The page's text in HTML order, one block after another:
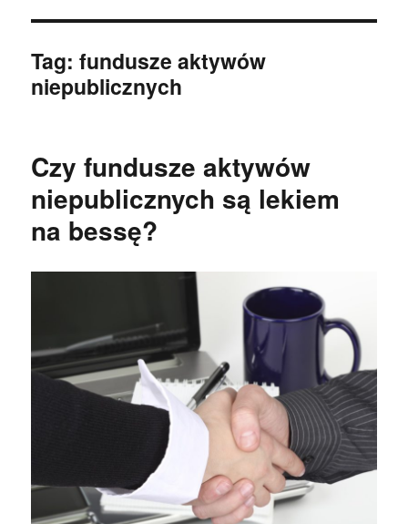
Tag:fundusze aktywów
niepublicznych
Czy fundusze aktywów
niepublicznych są lekiem
na bessę?